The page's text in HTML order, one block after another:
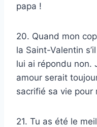
papa !
20. Quand mon
la Saint-Valentin
lui ai répondu non.
amour serait
sacrifié sa vie pour
21. Tu as été le